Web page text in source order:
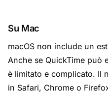
Su Mac
macOS non include un
Anche se QuickTime può
è limitato e complicato. Il
in Safari, Chrome o